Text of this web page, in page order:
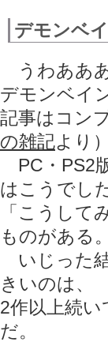
デモンベ
うわああ
デモンベイ
記事はコン
の雑記より）
PC・PS2
はこうでした
「こうし
ものがある。
いじった
きいのは、
2作以上続
だ。